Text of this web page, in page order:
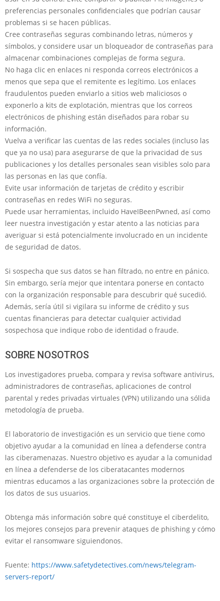
preferencias personales confidenciales que podrían causar
problemas si se hacen públicas.
Cree contraseñas seguras combinando letras, números y
símbolos, y considere usar un bloqueador de contraseñas para
almacenar combinaciones complejas de forma segura.
No haga clic en enlaces ni responda correos electrónicos a
menos que sepa que el remitente es legítimo. Los enlaces
fraudulentos pueden enviarlo a sitios web maliciosos o
exponerlo a kits de explotación, mientras que los correos
electrónicos de phishing están diseñados para robar su
información.
Vuelva a verificar las cuentas de las redes sociales (incluso las
que ya no usa) para asegurarse de que la privacidad de sus
publicaciones y los detalles personales sean visibles solo para
las personas en las que confía.
Evite usar información de tarjetas de crédito y escribir
contraseñas en redes WiFi no seguras.
Puede usar herramientas, incluido HaveIBeenPwned, así como
leer nuestra investigación y estar atento a las noticias para
averiguar si está potencialmente involucrado en un incidente
de seguridad de datos.
Si sospecha que sus datos se han filtrado, no entre en pánico.
Sin embargo, sería mejor que intentara ponerse en contacto
con la organización responsable para descubrir qué sucedió.
Además, sería útil si vigilara su informe de crédito y sus
cuentas financieras para detectar cualquier actividad
sospechosa que indique robo de identidad o fraude.
SOBRE NOSOTROS
Los investigadores prueba, compara y revisa software antivirus,
administradores de contraseñas, aplicaciones de control
parental y redes privadas virtuales (VPN) utilizando una sólida
metodología de prueba.
El laboratorio de investigación es un servicio que tiene como
objetivo ayudar a la comunidad en línea a defenderse contra
las ciberamenazas. Nuestro objetivo es ayudar a la comunidad
en línea a defenderse de los ciberatacantes modernos
mientras educamos a las organizaciones sobre la protección de
los datos de sus usuarios.
Obtenga más información sobre qué constituye el ciberdelito,
los mejores consejos para prevenir ataques de phishing y cómo
evitar el ransomware siguiendonos.
Fuente: https://www.safetydetectives.com/news/telegram-
servers-report/